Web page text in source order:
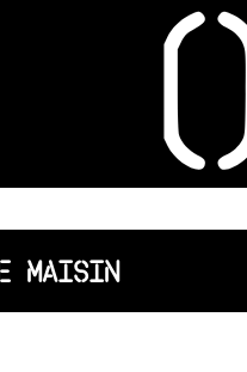
MAISIN